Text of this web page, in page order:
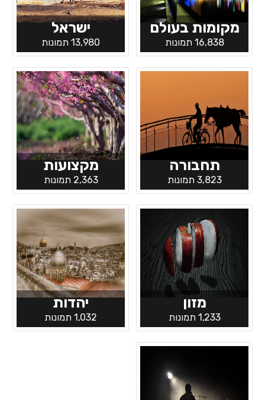
מקומות בעולם
16,838 תמונות
ישראל
13,980 תמונות
תחבורה
3,823 תמונות
מקצועות
2,363 תמונות
מזון
1,233 תמונות
יהדות
1,032 תמונות